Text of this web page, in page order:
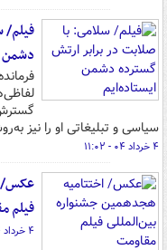
فیلم/
دشمن
سیاسی و تبلیغاتی او را نیز
۴ خرداد ۰۴ - ۱۱:۰۲
عکس/
فیلم
۴ خرداد ۰۴ - ۰۸:۱۷